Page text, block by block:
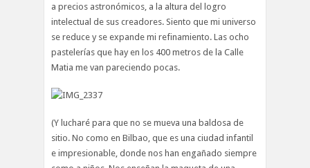
a precios astronómicos, a la altura del logro
intelectual de sus creadores. Siento que mi universo
se reduce y se expande mi refinamiento. Las ocho
pastelerías que hay en los 400 metros de la Calle
Matia me van pareciendo pocas.
(Y lucharé para que no se mueva una baldosa de
sitio. No como en Bilbao, que es una ciudad infantil
e impresionable, donde nos han engañado siempre